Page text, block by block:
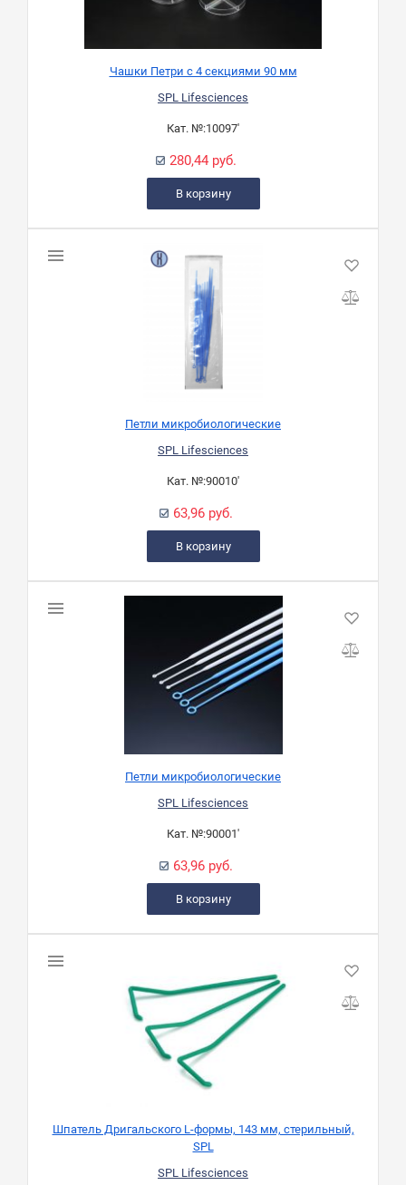
Чашки Петри с 4 секциями 90 мм
SPL Lifesciences
Кат. №:10097'
280,44 руб.
В корзину
Петли микробиологические
SPL Lifesciences
Кат. №:90010'
63,96 руб.
В корзину
Петли микробиологические
SPL Lifesciences
Кат. №:90001'
63,96 руб.
В корзину
Шпатель Дригальского L-формы, 143 мм, стерильный,
SPL
SPL Lifesciences